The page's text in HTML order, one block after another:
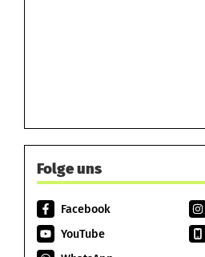
Folge uns
Facebook
YouTube